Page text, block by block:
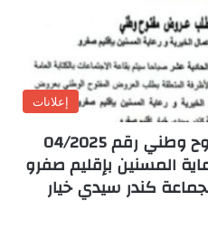
إعلانات
إعلان عن طلب عروض مفتوح وطني رقم 04/2025
المسنين بإقليم صفرو
كندر سيدي خيار